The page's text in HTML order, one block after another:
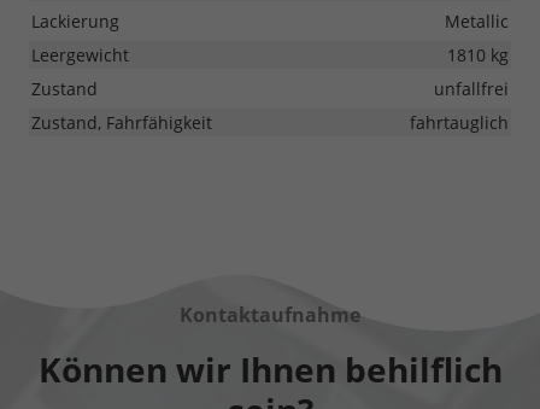
Lackierung
Metallic
Leergewicht
1810 kg
Zustand
unfallfrei
Zustand, Fahrfähigkeit
fahrtauglich
Kontaktaufnahme
Können wir Ihnen behilflich